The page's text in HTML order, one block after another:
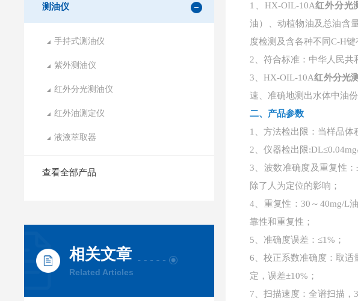
测油仪
手持式测油仪
紫外测油仪
红外分光测油仪
红外油测定仪
液液萃取器
查看全部产品
相关文章
Related Articles
1、 HX-OIL-10A红外分光
油）、动植物油及总油含
度检测及含各种不同C-H键
2、符合标准： 中华人民共
3、HX-OIL-10A红外分光
速、准确地测出水体中油
二、产品参数
1、方法检出限：当样品体
2、仪器检出限
3、 波数准确度及重复性
除了人为定位的影响；
4、 重复性：30～40mg/L
靠性和重复性；
5、 准确度误差：≤1%；
6、校正系数准确度：取适
定，误差±10%；
7、扫描速度：全谱扫描，